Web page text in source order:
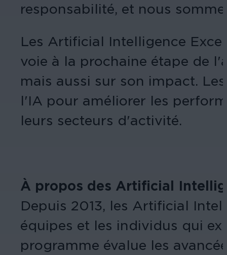
responsabilité, et nous
Les Artificial Intelligence
voie à la prochaine étape de
mais aussi sur son impact.
l'IA pour améliorer les
leurs secteurs d'activité.
À propos des Artificial
Depuis 2013, les Artificial
équipes et les individus qui
programme évalue les